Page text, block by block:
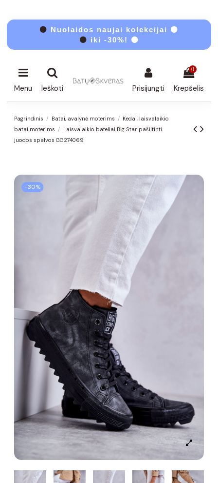
⚫ Nuolaidos naujai kolekcijai ⚫
⚫ iki -30%! ⚫
Menu Ieškoti Prisijungti
0
Krepšelis
Pagrindinis Batai, avalynė moterims
Kedai, laisvalaikio
batai moterims
Laisvalaikio bateliai Big Star pašiltinti
juodos spalvos GG274069
−30%